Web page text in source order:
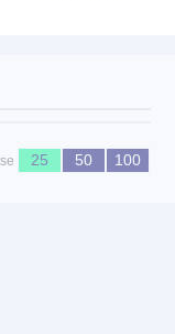
25 50 100